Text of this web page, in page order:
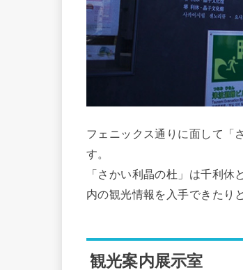
フェニックス通りに面して「
す。
「さかい利晶の杜」は千利
内の観光情報を入手できたり
観光案内展示室